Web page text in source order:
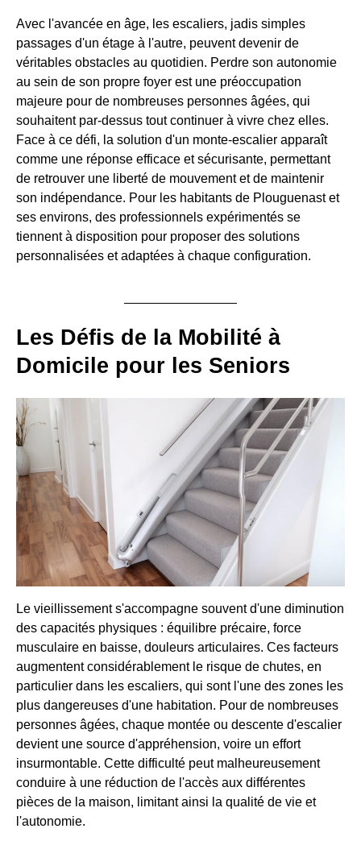
Avec l'avancée en âge, les escaliers, jadis simples
passages d'un étage à l'autre, peuvent devenir de
véritables obstacles au quotidien. Perdre son autonomie
au sein de son propre foyer est une préoccupation
majeure pour de nombreuses personnes âgées, qui
souhaitent par-dessus tout continuer à vivre chez elles.
Face à ce défi, la solution d'un monte-escalier apparaît
comme une réponse efficace et sécurisante, permettant
de retrouver une liberté de mouvement et de maintenir
son indépendance. Pour les habitants de Plouguenast et
ses environs, des professionnels expérimentés se
tiennent à disposition pour proposer des solutions
personnalisées et adaptées à chaque configuration.
Les Défis de la Mobilité à
Domicile pour les Seniors
Le vieillissement s'accompagne souvent d'une diminution
des capacités physiques : équilibre précaire, force
musculaire en baisse, douleurs articulaires. Ces facteurs
augmentent considérablement le risque de chutes, en
particulier dans les escaliers, qui sont l'une des zones les
plus dangereuses d'une habitation. Pour de nombreuses
personnes âgées, chaque montée ou descente d'escalier
devient une source d'appréhension, voire un effort
insurmontable. Cette difficulté peut malheureusement
conduire à une réduction de l'accès aux différentes
pièces de la maison, limitant ainsi la qualité de vie et
l'autonomie.